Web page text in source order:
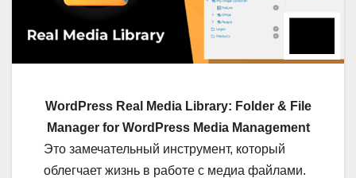
WordPress Real Media Library: Folder & File
Manager for WordPress Media Management
Это замечательный инструмент, который
облегчает жизнь в работе с медиа файлами.